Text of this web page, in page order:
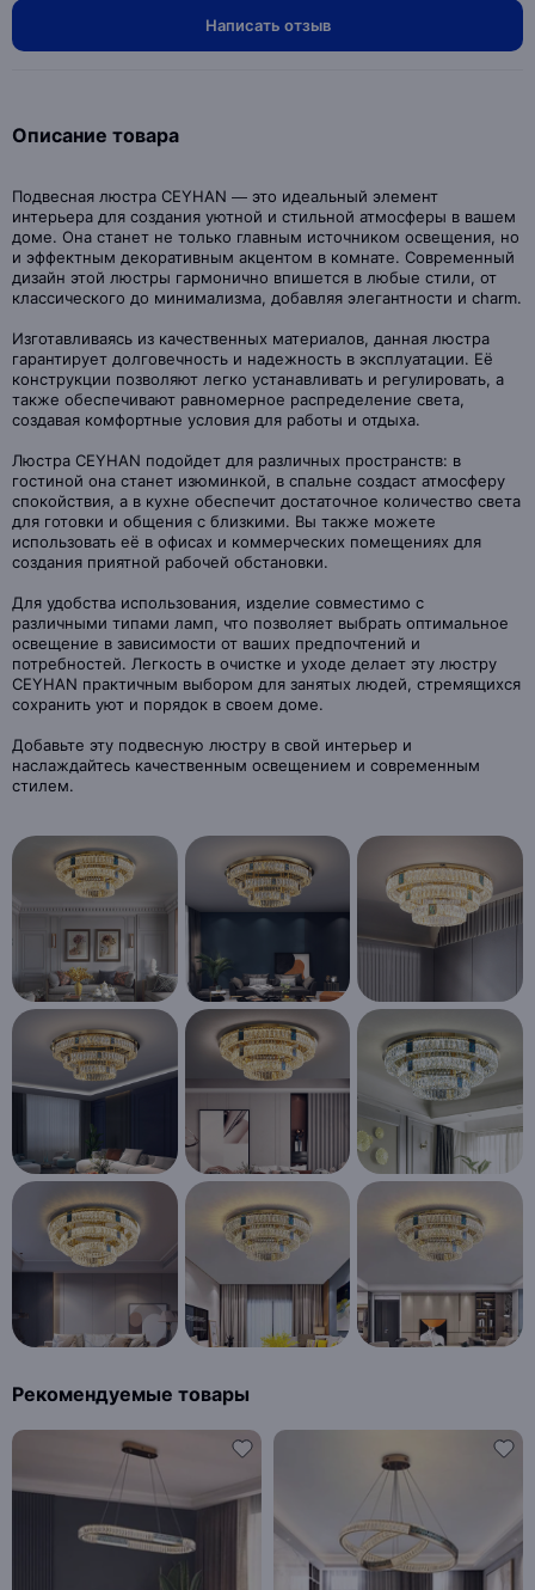
Написать отзыв
Описание товара
Подвесная люстра CEYHAN — это идеальный элемент
интерьера для создания уютной и стильной атмосферы в вашем
доме. Она станет не только главным источником освещения, но
и эффектным декоративным акцентом в комнате. Современный
дизайн этой люстры гармонично впишется в любые стили, от
классического до минимализма, добавляя элегантности и charm.
Изготавливаясь из качественных материалов, данная люстра
гарантирует долговечность и надежность в эксплуатации. Её
конструкции позволяют легко устанавливать и регулировать, а
также обеспечивают равномерное распределение света,
создавая комфортные условия для работы и отдыха.
Люстра CEYHAN подойдет для различных пространств: в
гостиной она станет изюминкой, в спальне создаст атмосферу
спокойствия, а в кухне обеспечит достаточное количество света
для готовки и общения с близкими. Вы также можете
использовать её в офисах и коммерческих помещениях для
создания приятной рабочей обстановки.
Для удобства использования, изделие совместимо с
различными типами ламп, что позволяет выбрать оптимальное
освещение в зависимости от ваших предпочтений и
потребностей. Легкость в очистке и уходе делает эту люстру
CEYHAN практичным выбором для занятых людей, стремящихся
сохранить уют и порядок в своем доме.
Добавьте эту подвесную люстру в свой интерьер и
наслаждайтесь качественным освещением и современным
стилем.
Рекомендуемые товары